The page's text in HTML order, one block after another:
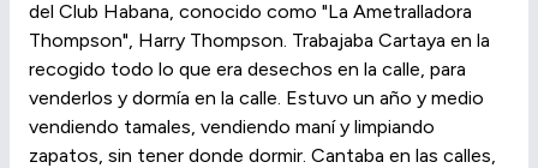
del Club Habana, conocido como "La Ametralladora
Thompson", Harry Thompson. Trabajaba Cartaya en la
recogido todo lo que era desechos en la calle, para
venderlos y dormía en la calle. Estuvo un año y medio
vendiendo tamales, vendiendo maní y limpiando
zapatos, sin tener donde dormir. Cantaba en las calles,